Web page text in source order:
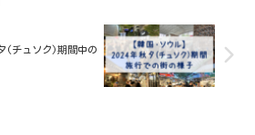
(チュソク)期間中の